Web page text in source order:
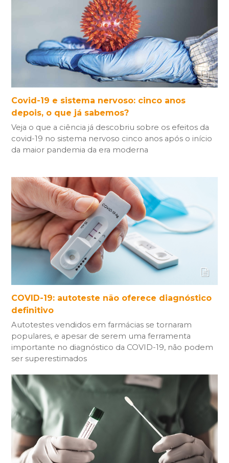
Covid-19 e sistema nervoso: cinco anos
depois, o que já sabemos?
Veja o que a ciência já descobriu sobre os efeitos da
covid-19 no sistema nervoso cinco anos após o início
da maior pandemia da era moderna
COVID-19: autoteste não oferece diagnóstico
definitivo
Autotestes vendidos em farmácias se tornaram
populares, e apesar de serem uma ferramenta
importante no diagnóstico da COVID-19, não podem
ser superestimados